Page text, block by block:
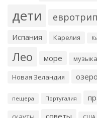
дети евротрип
Испания Карелия
Лео море музыка
Новая Зеландия озеро
пещера Португалия